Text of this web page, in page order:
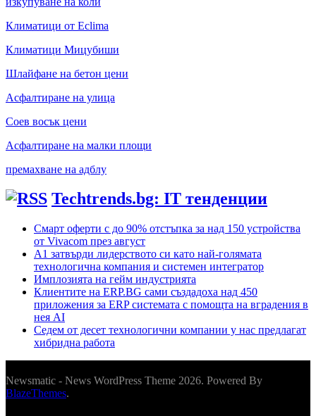
Климатици от Eclima
Климатици Мицубиши
Шлайфане на бетон цени
Асфалтиране на улица
Соев восък цени
Асфалтиране на малки площи
премахване на адблу
Techtrends.bg: IT тенденции
Смарт оферти с до 90% отстъпка за над 150 устройства
от Vivacom през август
А1 затвърди лидерството си като най-голямата
технологична компания и системен интегратор
Имплозията на гейм индустрията
Клиентите на ERP.BG сами създадоха над 450
приложения за ERP системата с помощта на вградения в
нея AI
Седем от десет технологични компании у нас предлагат
хибридна работа
Newsmatic - News WordPress Theme 2026. Powered By
BlazeThemes.